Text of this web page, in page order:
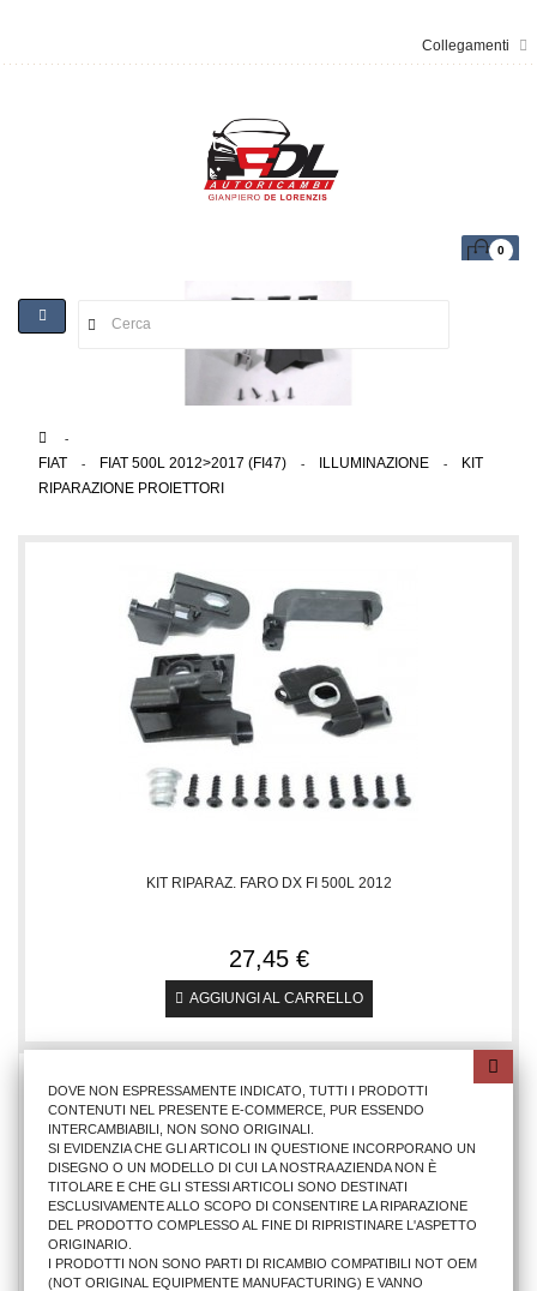
Collegamenti
0
Toggle
>
FIAT
> FIAT 500L 2012>2017 (FI47) > ILLUMINAZIONE >
KIT
RIPARAZIONE PROIETTORI
KIT RIPARAZ. FARO DX FI 500L 2012
27,45 €
AGGIUNGI AL CARRELLO
DOVE NON ESPRESSAMENTE INDICATO, TUTTI I PRODOTTI
CONTENUTI NEL PRESENTE E-COMMERCE, PUR ESSENDO
INTERCAMBIABILI, NON SONO ORIGINALI.
SI EVIDENZIA CHE GLI ARTICOLI IN QUESTIONE INCORPORANO UN
DISEGNO O UN MODELLO DI CUI LA NOSTRA AZIENDA NON È
TITOLARE E CHE GLI STESSI ARTICOLI SONO DESTINATI
ESCLUSIVAMENTE ALLO SCOPO DI CONSENTIRE LA RIPARAZIONE
DEL PRODOTTO COMPLESSO AL FINE DI RIPRISTINARE L'ASPETTO
ORIGINARIO.
I PRODOTTI NON SONO PARTI DI RICAMBIO COMPATIBILI NOT OEM
(NOT ORIGINAL EQUIPMENTE MANUFACTURING) E VANNO